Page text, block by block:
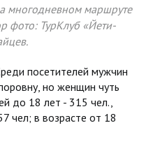
многодневном маршруте
фото: ТурКлуб «Йети-
посетителей мужчин
но женщин чуть
до 18 лет - 315 чел.,
чел; в возрасте от 18